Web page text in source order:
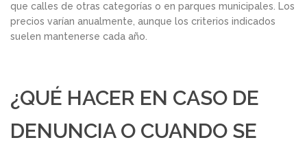
que calles de otras categorías o en parques municipales. Los
precios varían anualmente, aunque los criterios indicados
suelen mantenerse cada año.
¿QUÉ HACER EN CASO DE
DENUNCIA O CUANDO SE